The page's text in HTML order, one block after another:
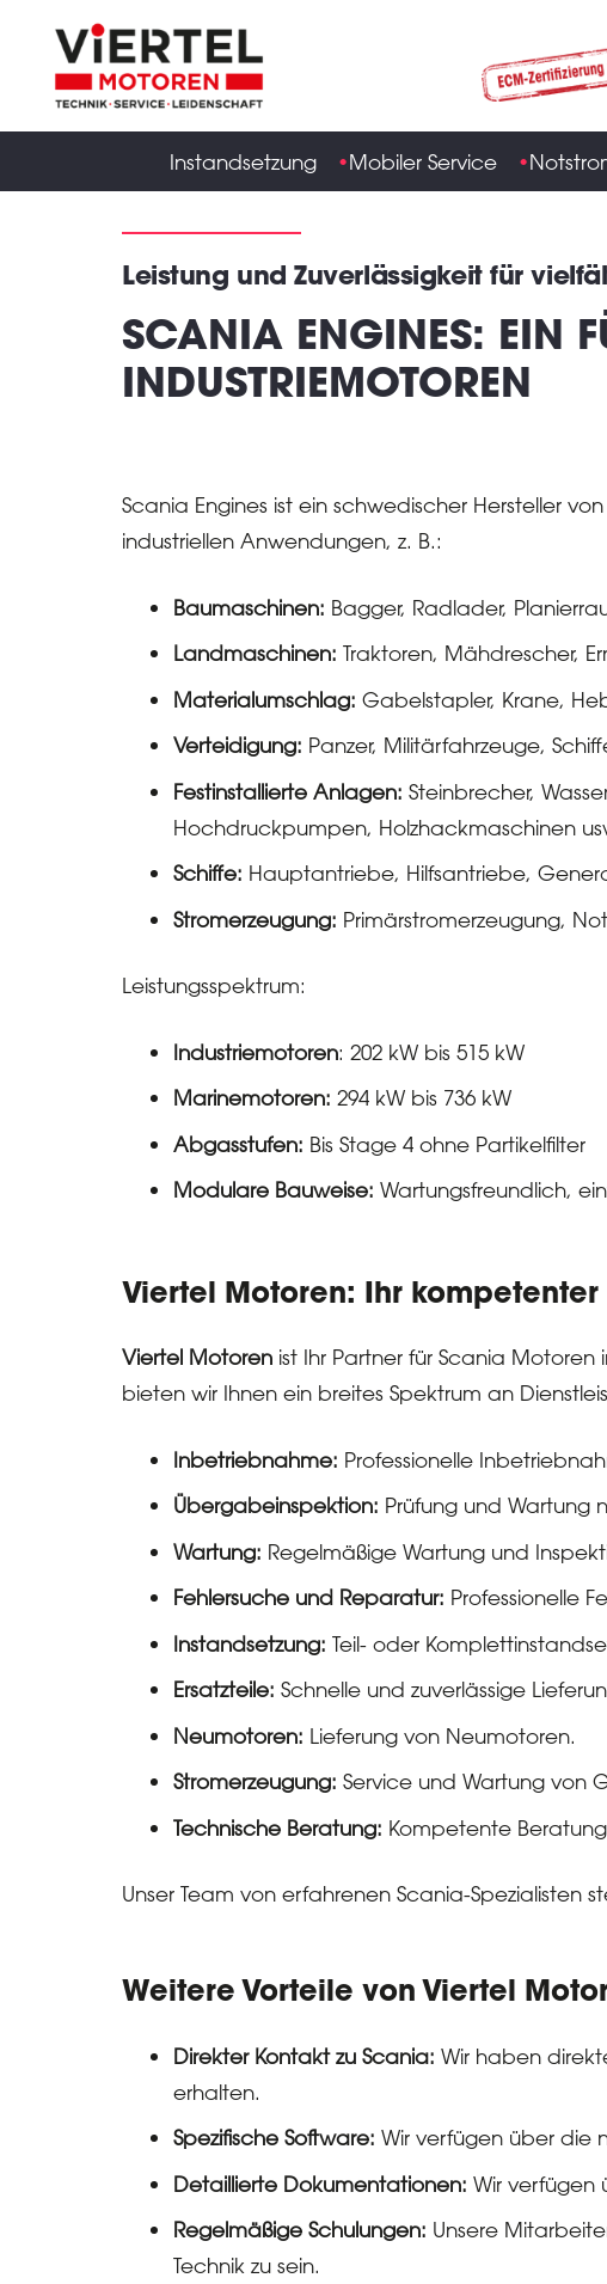
Instandsetzung Mobiler Service
Leistung und Zuverlässigkeit für
SCANIA ENGINES: EIN
INDUSTRIEMOTOREN
Scania Engines ist ein schwedischer Hersteller
industriellen Anwendungen, z. B.:
Baumaschinen: Bagger, Radlader,
Landmaschinen: Traktoren, Mähdrescher,
Materialumschlag: Gabelstapler, Krane,
Verteidigung: Panzer, Militärfahrzeuge,
Festinstallierte Anlagen: Steinbrecher,
Hochdruckpumpen, Holzhackmaschinen
Schiffe: Hauptantriebe, Hilfsantriebe,
Stromerzeugung: Primärstromerzeugung,
Leistungsspektrum:
Industriemotoren: 202 kW bis 515 kW
Marinemotoren: 294 kW bis 736 kW
Abgasstufen: Bis Stage 4 ohne Partikelfilter
Modulare Bauweise: Wartungsfreundlich,
Viertel Motoren: Ihr
Viertel Motoren ist Ihr Partner für Scania
bieten wir Ihnen ein breites Spektrum an
Inbetriebnahme: Professionelle
Übergabeinspektion: Prüfung und Wartung
Wartung: Regelmäßige Wartung und
Fehlersuche und Reparatur: Professionelle
Instandsetzung: Teil- oder
Ersatzteile: Schnelle und zuverlässige
Neumotoren: Lieferung von Neumotoren.
Stromerzeugung: Service und Wartung von
Technische Beratung: Kompetente
Unser Team von erfahrenen Scania-Spezialisten
Weitere Vorteile von Viertel
Direkter Kontakt zu Scania: Wir haben
erhalten.
Spezifische Software: Wir verfügen über die
Detaillierte Dokumentationen: Wir verfügen
Regelmäßige Schulungen: Unsere
Technik zu sein.